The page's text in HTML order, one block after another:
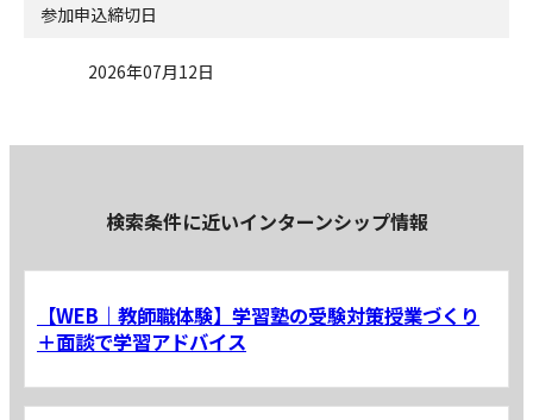
参加申込締切日
2026年07月12日
検索条件に近いインターンシップ情報
【WEB｜教師職体験】学習塾の受験対策授業づくり
＋面談で学習アドバイス